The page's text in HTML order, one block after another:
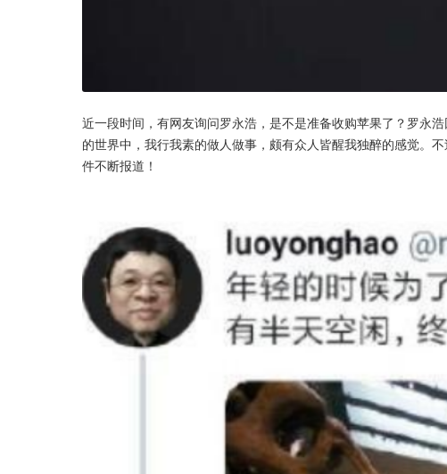
近一段时间，有网友询问罗永浩，是不是准备收购苹果了？罗永
的世界中，我行我素的做人做事，颇有众人皆醒我独醉的感觉。
件不断报道！